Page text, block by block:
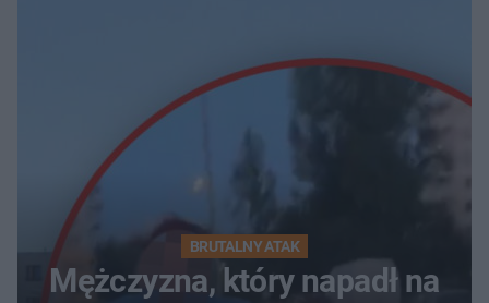
BRUTALNY ATAK
Mężczyzna, który napadł na